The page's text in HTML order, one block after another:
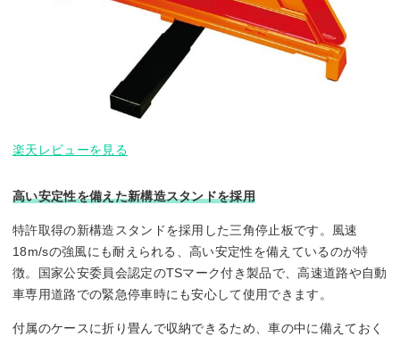
楽天レビューを見る
高い安定性を備えた新構造スタンドを採用
特許取得の新構造スタンドを採用した三角停止板です。風速
18m/sの強風にも耐えられる、高い安定性を備えているのが特
徴。国家公安委員会認定のTSマーク付き製品で、高速道路や自動
車専用道路での緊急停車時にも安心して使用できます。
付属のケースに折り畳んで収納できるため、車の中に備えておく